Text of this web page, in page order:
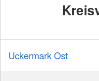
Uckermark Ost